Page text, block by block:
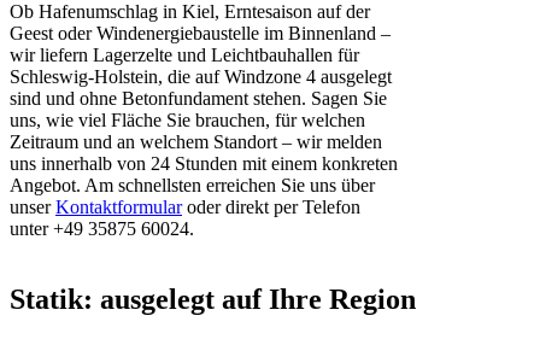
Ob Hafenumschlag in Kiel, Erntesaison auf der
Geest oder Windenergiebaustelle im Binnenland –
wir liefern Lagerzelte und Leichtbauhallen für
Schleswig-Holstein, die auf Windzone 4 ausgelegt
sind und ohne Betonfundament stehen. Sagen Sie
uns, wie viel Fläche Sie brauchen, für welchen
Zeitraum und an welchem Standort – wir melden
uns innerhalb von 24 Stunden mit einem konkreten
Angebot. Am schnellsten erreichen Sie uns über
unserKontaktformularoder direkt per Telefon
unter +49 35875 60024.
Statik: ausgelegt auf Ihre Region